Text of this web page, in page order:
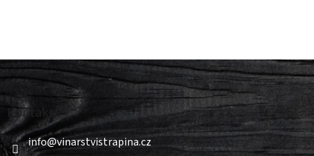
Z
á
p
t
í
Kontakt
info@vinarstvistrapina.cz